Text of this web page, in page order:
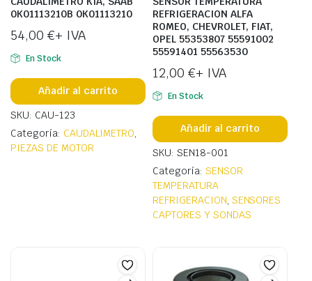
0K01113210B 0K01113210
54,00 €+ IVA
En Stock
Añadir al carrito
SKU: CAU-123
Categoría: CAUDALIMETRO,
PIEZAS DE MOTOR
REFRIGERACION ALFA
ROMEO, CHEVROLET, FIAT,
OPEL 55353807 55591002
55591401 55563530
12,00 €+ IVA
En Stock
Añadir al carrito
SKU: SEN18-001
Categoría: SENSOR
TEMPERATURA
REFRIGERACION, SENSORES
CAPTORES Y SONDAS